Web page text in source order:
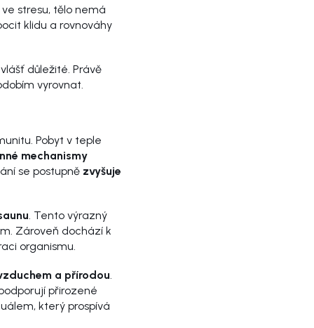
stresu, tělo nemá
klidu a rovnováhy
důležité. Právě
vyrovnat.
Pobyt v teple
mechanismy
se postupně zvyšuje
. Tento výrazný
Zároveň dochází k
organismu.
a přírodou.
přirozené
který prospívá